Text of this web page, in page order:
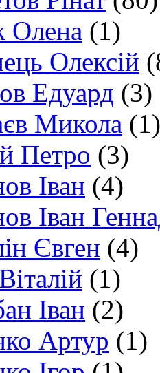
Олена (1)
Олексій
Едуард (3)
Микола (1)
Петро (3)
Іван (4)
Іван
Євген (4)
(1)
Іван (2)
Артур (1)